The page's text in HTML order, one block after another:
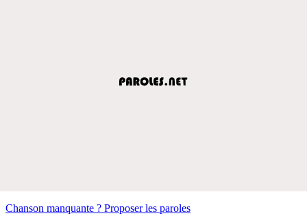
Chanson manquante ? Proposer les paroles